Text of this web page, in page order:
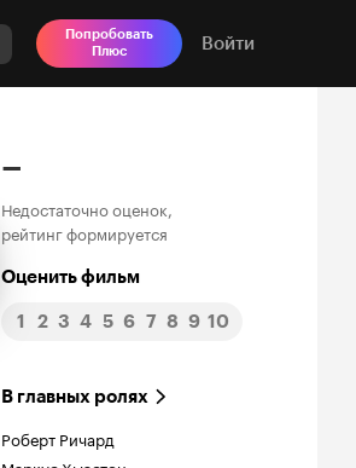
Попробовать
Плюс
Войти
–
Недостаточно оценок,
рейтинг формируется
Оценить фильм
1 2 3 4 5 6 7 8 9 10
В главных ролях
Роберт Ричард